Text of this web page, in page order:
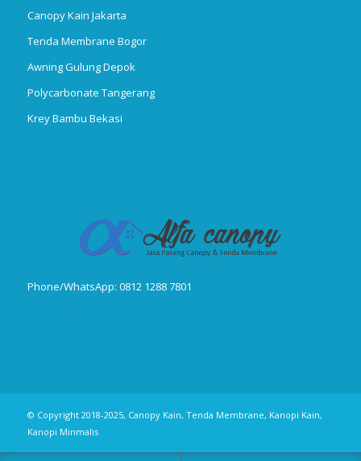
Canopy Kain Jakarta
Tenda Membrane Bogor
Awning Gulung Depok
Polycarbonate Tangerang
Krey Bambu Bekasi
Phone/WhatsApp: 0812 1288 7801
© Copyright 2018-2025, Canopy Kain, Tenda Membrane, Kanopi Kain,
Kanopi Minmalis